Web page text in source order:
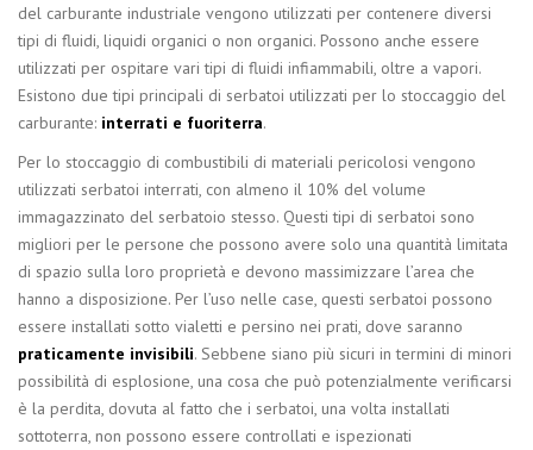
del carburante industriale vengono utilizzati per contenere diversi
tipi di fluidi, liquidi organici o non organici. Possono anche essere
utilizzati per ospitare vari tipi di fluidi infiammabili, oltre a vapori.
Esistono due tipi principali di serbatoi utilizzati per lo stoccaggio del
carburante: interrati e fuoriterra.
Per lo stoccaggio di combustibili di materiali pericolosi vengono
utilizzati serbatoi interrati, con almeno il 10% del volume
immagazzinato del serbatoio stesso. Questi tipi di serbatoi sono
migliori per le persone che possono avere solo una quantità limitata
di spazio sulla loro proprietà e devono massimizzare l’area che
hanno a disposizione. Per l’uso nelle case, questi serbatoi possono
essere installati sotto vialetti e persino nei prati, dove saranno
praticamente invisibili. Sebbene siano più sicuri in termini di minori
possibilità di esplosione, una cosa che può potenzialmente verificarsi
è la perdita, dovuta al fatto che i serbatoi, una volta installati
sottoterra, non possono essere controllati e ispezionati